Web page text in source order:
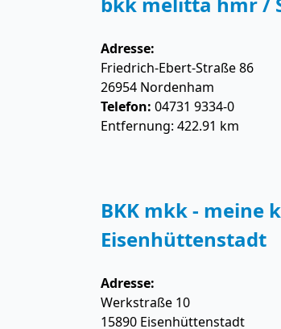
Adresse:
Friedrich-Ebert-Straße 86
26954 Nordenham
Telefon: 04731 9334-0
Entfernung: 422.91 km
BKK mkk - meine
Eisenhüttenstadt
Adresse:
Werkstraße 10
15890 Eisenhüttenstadt